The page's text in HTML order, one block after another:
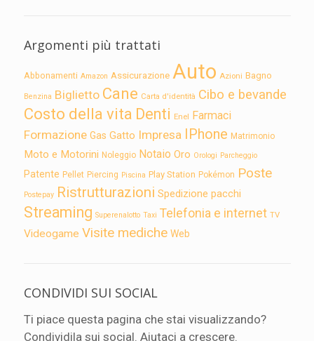
Argomenti più trattati
Abbonamenti Amazon Assicurazione Auto Azioni Bagno
Benzina Biglietto Cane Carta d'identità Cibo e bevande
Costo della vita Denti Enel Farmaci
Formazione Gas Gatto Impresa IPhone Matrimonio
Moto e Motorini Noleggio Notaio Oro Orologi Parcheggio
Patente Pellet Piercing Piscina Play Station Pokémon Poste
Postepay Ristrutturazioni Spedizione pacchi
Streaming Superenalotto Taxi Telefonia e internet TV
Videogame Visite mediche Web
CONDIVIDI SUI SOCIAL
Ti piace questa pagina che stai visualizzando?
Condividila sui social. Aiutaci a crescere.